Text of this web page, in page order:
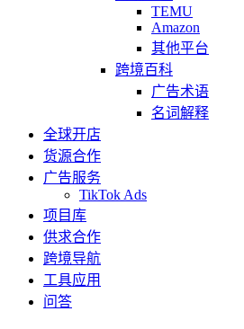
TEMU
Amazon
其他平台
跨境百科
广告术语
名词解释
全球开店
货源合作
广告服务
TikTok Ads
项目库
供求合作
跨境导航
工具应用
问答